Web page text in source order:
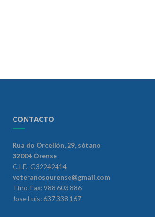
CONTACTO
Rua do Orcellón, 29, sótano
32004 Orense
C.I.F.: G32242414
veteranosourense@gmail.com
Tfno. Fax: 988 603 886
Jose Luis: 637 338 167